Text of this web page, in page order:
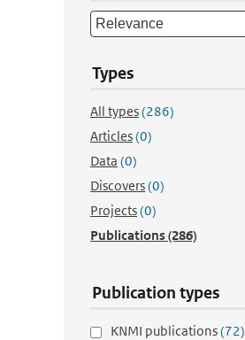
Types
All types(286)
Articles(0)
Data (0)
Discovers(0)
Projects(0)
Publications(286)
Publication types
KNMI publications(72)